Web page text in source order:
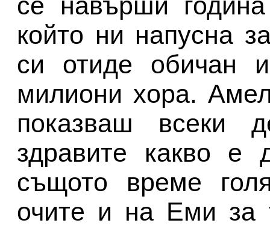
който ни напусна
си отиде обичан
милиони хора.
показваш всеки
здравите какво
същото време
очите и на Еми за